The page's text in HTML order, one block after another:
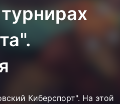
Киберспорт". На этой